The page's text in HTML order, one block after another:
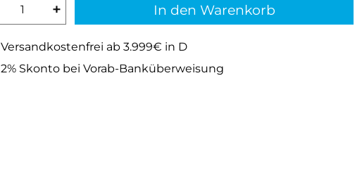
+ In den Warenkorb
Versandkostenfrei ab 3.999€ in D
2% Skonto bei Vorab-Banküberweisung